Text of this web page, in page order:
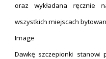
oraz wykładana ręcznie
wszystkich miejscach
Image
Dawkę szczepionki stanowi